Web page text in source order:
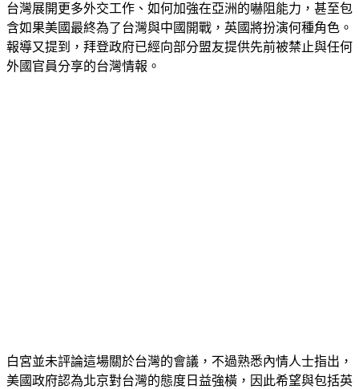
台灣展開更多外交工作、如何加強在亞洲的嚇阻能力，甚至包
含如果美國最終為了台灣與中國開戰，英國將扮演何種角色。
報導又提到，拜登政府已經向部分盟友提供先前被禁止與任何
外國官員分享的台灣情報。
白宮並未評論這場關於台灣的會議，不過熟悉內情人士指出，
美國政府認為北京對台灣的態度日益強橫，因此希望與包括英